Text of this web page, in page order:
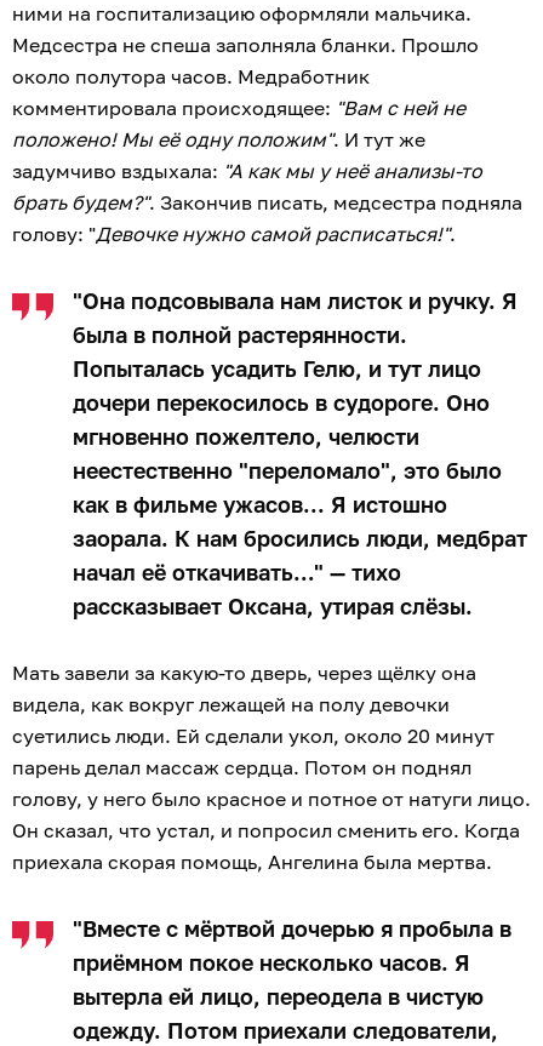
ними на госпитализацию оформляли мальчика.
Медсестра не спеша заполняла бланки. Прошло
около полутора часов. Медработник
комментировала происходящее: "Вам с ней не
положено! Мы её одну положим". И тут же
задумчиво вздыхала: "А как мы у неё анализы-то
брать будем?". Закончив писать, медсестра подняла
голову: "Девочке нужно самой расписаться!".
"Она подсовывала нам листок и ручку. Я
была в полной растерянности.
Попыталась усадить Гелю, и тут лицо
дочери перекосилось в судороге. Оно
мгновенно пожелтело, челюсти
неестественно "переломало", это было
как в фильме ужасов... Я истошно
заорала. К нам бросились люди, медбрат
начал её откачивать…" — тихо
рассказывает Оксана, утирая слёзы.
Мать завели за какую-то дверь, через щёлку она
видела, как вокруг лежащей на полу девочки
суетились люди. Ей сделали укол, около 20 минут
парень делал массаж сердца. Потом он поднял
голову, у него было красное и потное от натуги лицо.
Он сказал, что устал, и попросил сменить его. Когда
приехала скорая помощь, Ангелина была мертва.
"Вместе с мёртвой дочерью я пробыла в
приёмном покое несколько часов. Я
вытерла ей лицо, переодела в чистую
одежду. Потом приехали следователи,